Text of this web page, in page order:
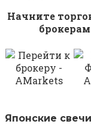
Начните
Японские свечи